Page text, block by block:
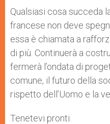
Qualsiasi cosa succeda
francese non deve
essa è chiamata a
di più. Continuerà a
fermerà l’ondata di
comune, il futuro della
rispetto dell’Uomo e la
Tenetevi pronti.